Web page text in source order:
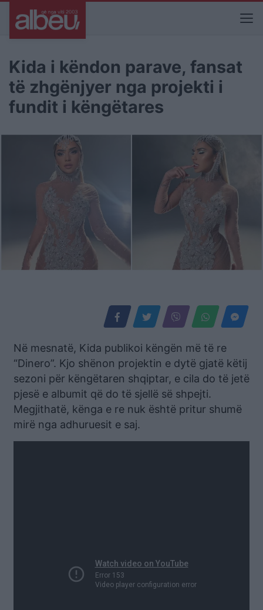
Kida i këndon parave, fansat
të zhgënjyer nga projekti i
fundit i këngëtares
Në mesnatë, Kida publikoi këngën më të re
“Dinero”. Kjo shënon projektin e dytë gjatë këtij
sezoni për këngëtaren shqiptar, e cila do të jetë
pjesë e albumit që do të sjellë së shpejti.
Megjithatë, kënga e re nuk është pritur shumë
mirë nga adhuruesit e saj.